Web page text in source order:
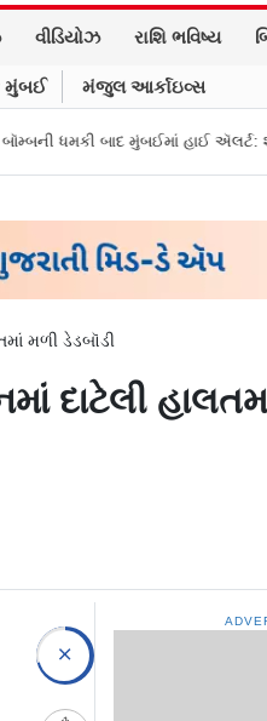
વીડિયોઝ રાશિ ભવિષ્ય
મુંબઈ મંજુલ આર્કાઇવ્સ
બાદ મુંબઈમાં હાઈ ઍલર્ટ: શહેરની
મળી ડેડબૉડી
દાટેલી